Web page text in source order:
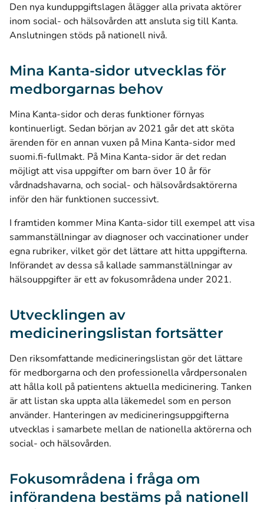
Den nya kunduppgiftslagen ålägger alla privata aktörer
inom social- och hälsovården att ansluta sig till Kanta.
Anslutningen stöds på nationell nivå.
Mina Kanta-sidor utvecklas för
medborgarnas behov
Mina Kanta-sidor och deras funktioner förnyas
kontinuerligt. Sedan början av 2021 går det att sköta
ärenden för en annan vuxen på Mina Kanta-sidor med
suomi.fi-fullmakt. På Mina Kanta-sidor är det redan
möjligt att visa uppgifter om barn över 10 år för
vårdnadshavarna, och social- och hälsovårdsaktörerna
inför den här funktionen successivt.
I framtiden kommer Mina Kanta-sidor till exempel att visa
sammanställningar av diagnoser och vaccinationer under
egna rubriker, vilket gör det lättare att hitta uppgifterna.
Införandet av dessa så kallade sammanställningar av
hälsouppgifter är ett av fokusområdena under 2021.
Utvecklingen av
medicineringslistan fortsätter
Den riksomfattande medicineringslistan gör det lättare
för medborgarna och den professionella vårdpersonalen
att hålla koll på patientens aktuella medicinering. Tanken
är att listan ska uppta alla läkemedel som en person
använder. Hanteringen av medicineringsuppgifterna
utvecklas i samarbete mellan de nationella aktörerna och
social- och hälsovården.
Fokusområdena i fråga om
införandena bestäms på nationell